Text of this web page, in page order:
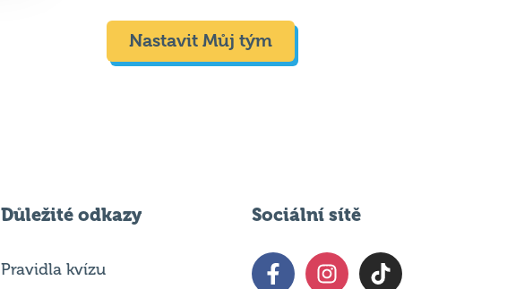
Nastavit Můj tým
Důležité odkazy
Pravidla kvízu
Sociální sítě